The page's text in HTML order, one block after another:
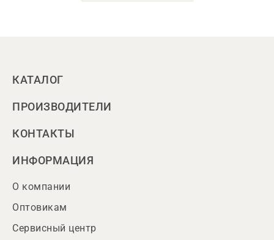
КАТАЛОГ
ПРОИЗВОДИТЕЛИ
КОНТАКТЫ
ИНФОРМАЦИЯ
О компании
Оптовикам
Сервисный центр